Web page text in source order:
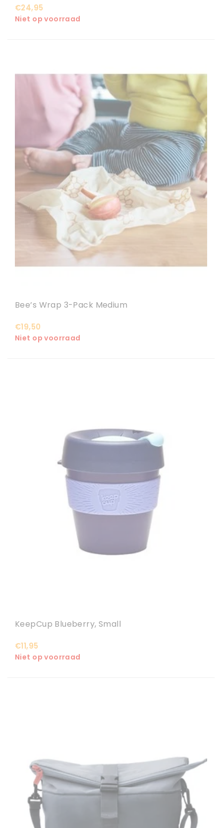
€24,95
Niet op voorraad
Bee’s Wrap 3-Pack Medium
€19,50
Niet op voorraad
KeepCup Blueberry, Small
€11,95
Niet op voorraad